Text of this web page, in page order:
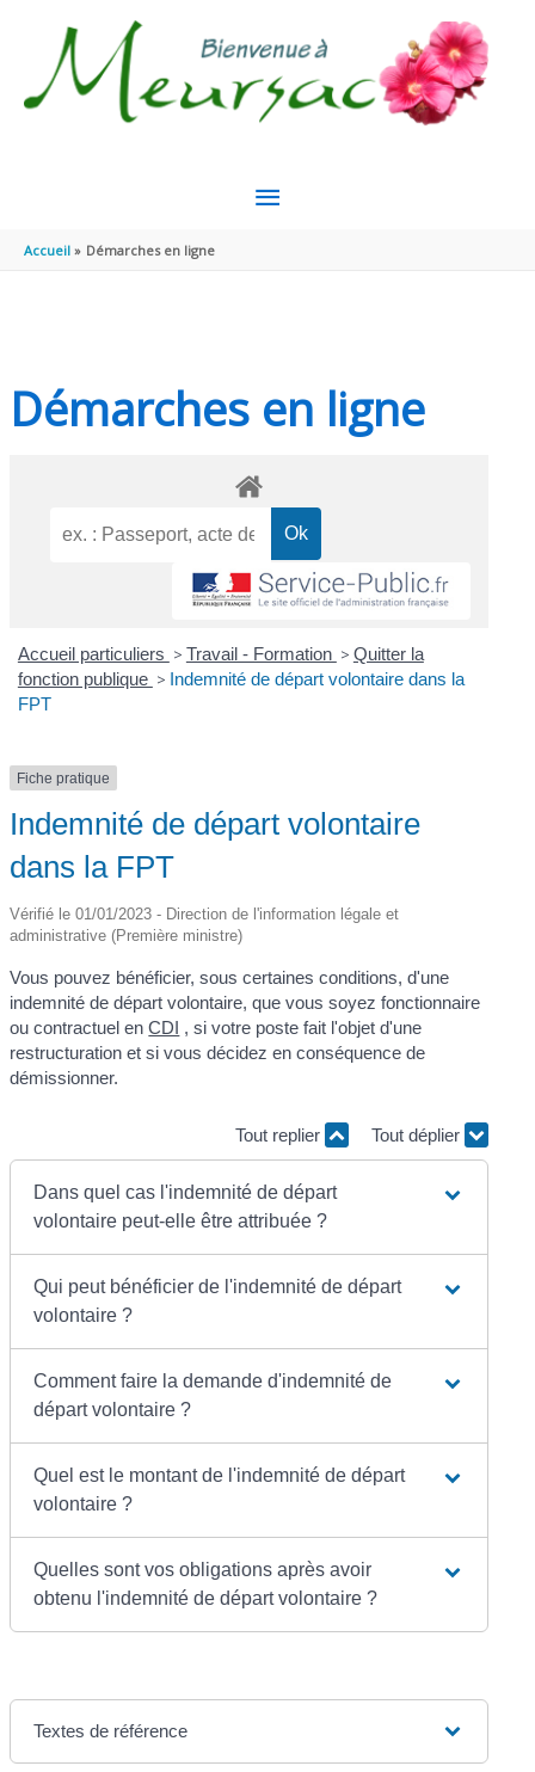
MENU
Accueil Démarches en ligne
Démarches en ligne
Accueil particuliers > Travail - Formation > Quitter la
fonction publique > Indemnité de départ volontaire dans la
FPT
Fiche pratique
Indemnité de départ volontaire
dans la FPT
Vérifié le 01/01/2023 - Direction de l'information légale et
administrative (Première ministre)
Vous pouvez bénéficier, sous certaines conditions, d'une
indemnité de départ volontaire, que vous soyez fonctionnaire
ou contractuel enCDI , si votre poste fait l'objet d'une
restructuration et si vous décidez en conséquence de
démissionner.
Tout replier Tout déplier
Dans quel cas l'indemnité de départ
volontaire peut-elle être attribuée ?
Qui peut bénéficier de l'indemnité de départ
volontaire ?
Comment faire la demande d'indemnité de
départ volontaire ?
Quel est le montant de l'indemnité de départ
volontaire ?
Quelles sont vos obligations après avoir
obtenu l'indemnité de départ volontaire ?
Textes de référence